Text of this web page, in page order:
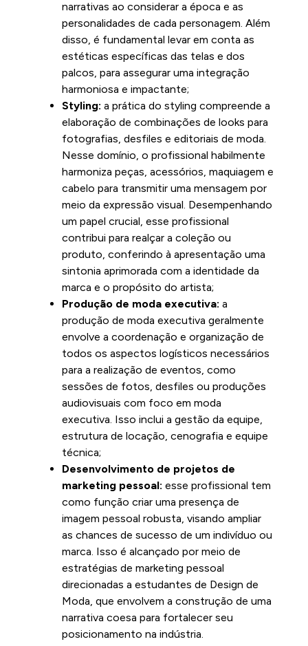
narrativas ao considerar a época e as
personalidades de cada personagem. Além
disso, é fundamental levar em conta as
estéticas específicas das telas e dos
palcos, para assegurar uma integração
harmoniosa e impactante;
Styling: a prática do styling compreende a
elaboração de combinações de looks para
fotografias, desfiles e editoriais de moda.
Nesse domínio, o profissional habilmente
harmoniza peças, acessórios, maquiagem e
cabelo para transmitir uma mensagem por
meio da expressão visual. Desempenhando
um papel crucial, esse profissional
contribui para realçar a coleção ou
produto, conferindo à apresentação uma
sintonia aprimorada com a identidade da
marca e o propósito do artista;
Produção de moda executiva: a
produção de moda executiva geralmente
envolve a coordenação e organização de
todos os aspectos logísticos necessários
para a realização de eventos, como
sessões de fotos, desfiles ou produções
audiovisuais com foco em moda
executiva. Isso inclui a gestão da equipe,
estrutura de locação, cenografia e equipe
técnica;
Desenvolvimento de projetos de
marketing pessoal: esse profissional tem
como função criar uma presença de
imagem pessoal robusta, visando ampliar
as chances de sucesso de um indivíduo ou
marca. Isso é alcançado por meio de
estratégias de marketing pessoal
direcionadas a estudantes de Design de
Moda, que envolvem a construção de uma
narrativa coesa para fortalecer seu
posicionamento na indústria.